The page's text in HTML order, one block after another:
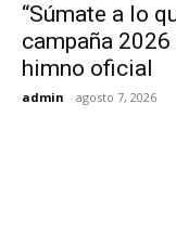
“Súmate a lo
campaña
himno oficial
admin - agosto 7, 2026